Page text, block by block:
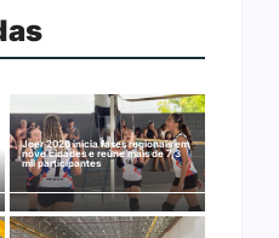
Joer 2026 inicia fases regionais em
nove cidades e reúne mais de 7,3
mil participantes